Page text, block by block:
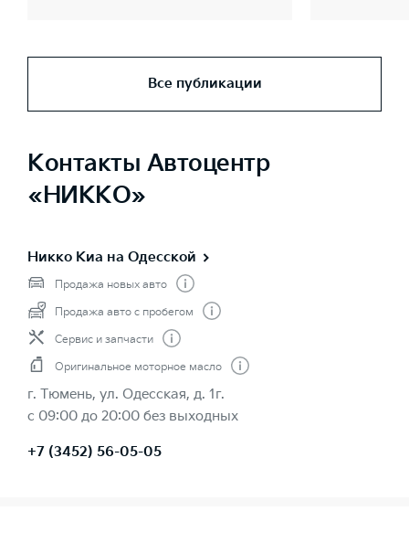
Все публикации
Контакты Автоцентр
«НИККО»
Никко Kиа на Одесской
Продажа новых авто
Продажа авто с пробегом
Сервис и запчасти
Оригинальное моторное масло
г. Тюмень, ул. Одесская, д. 1г.
с 09:00 до 20:00 без выходных
+7 (3452) 56-05-05